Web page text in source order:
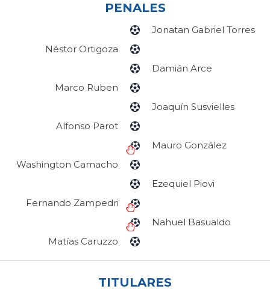
PENALES
Jonatan Gabriel Torres
Néstor Ortigoza
Damián Arce
Marco Ruben
Joaquín Susvielles
Alfonso Parot
Mauro González
Washington Camacho
Ezequiel Piovi
Fernando Zampedri
Nahuel Basualdo
Matías Caruzzo
TITULARES